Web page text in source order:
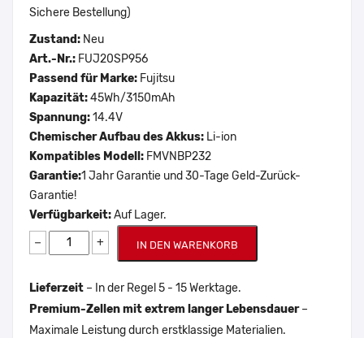
Sichere Bestellung)
Zustand: Neu
Art.-Nr.: FUJ20SP956
Passend für Marke: Fujitsu
Kapazität:45Wh/3150mAh
Spannung:14.4V
Chemischer Aufbau des Akkus: Li-ion
Kompatibles Modell: FMVNBP232
Garantie:1 Jahr Garantie und 30-Tage Geld-Zurück-
Garantie!
Verfügbarkeit:Auf Lager.
− + IN DEN WARENKORB
Lieferzeit – In der Regel 5 - 15 Werktage.
Premium-Zellen mit extrem langer Lebensdauer–
Maximale Leistung durch erstklassige Materialien.